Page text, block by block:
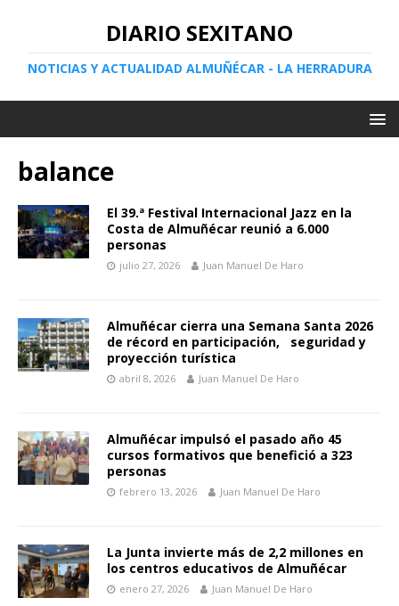
DIARIO SEXITANO
NOTICIAS Y ACTUALIDAD ALMUÑÉCAR - LA HERRADURA
balance
El 39.ª Festival Internacional Jazz en la
Costa de Almuñécar reunió a 6.000
personas
julio 27, 2026 Juan Manuel De Haro
Almuñécar cierra una Semana Santa 2026
de récord en participación, seguridad y
proyección turística
abril 8, 2026 Juan Manuel De Haro
Almuñécar impulsó el pasado año 45
cursos formativos que benefició a 323
personas
febrero 13, 2026 Juan Manuel De Haro
La Junta invierte más de 2,2 millones en
los centros educativos de Almuñécar
enero 27, 2026 Juan Manuel De Haro